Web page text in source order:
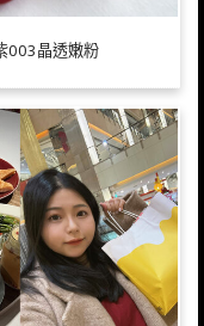
003晶透嫩粉